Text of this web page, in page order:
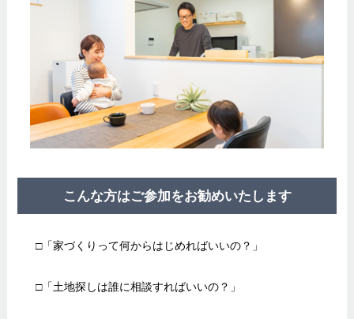
こんな方はご参加をお勧めいたします
□「家づくりって何からはじめればいいの？」
□「土地探しは誰に相談すればいいの？」